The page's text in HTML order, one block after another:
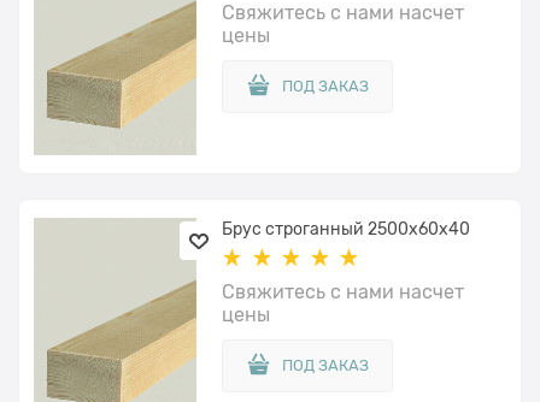
Свяжитесь с нами насчет
цены
ПОД ЗАКАЗ
Брус строганный 2500x60х40
Свяжитесь с нами насчет
цены
ПОД ЗАКАЗ